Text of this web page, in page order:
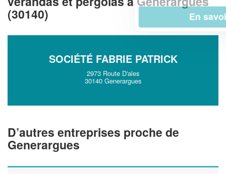
(30140)
SOCIÉTÉ FABRIE PATRICK
2973 Route D'ales
30140 Generargues
D’autres entreprises proche de
Generargues